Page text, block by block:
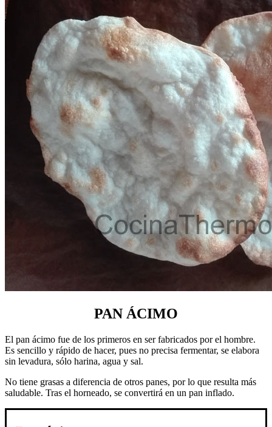
PAN ÁCIMO
El pan ácimo fue de los primeros en ser fabricados por el hombre.
Es sencillo y rápido de hacer, pues no precisa fermentar, se elabora
sin levadura, sólo harina, agua y sal.
No tiene grasas a diferencia de otros panes, por lo que resulta más
saludable. Tras el horneado, se convertirá en un pan inflado.